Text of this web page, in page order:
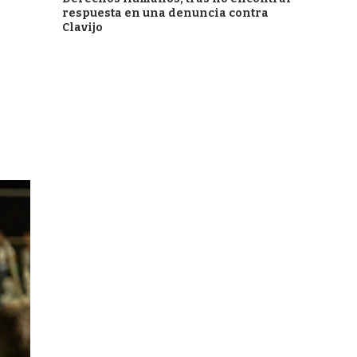
respuesta en una denuncia contra
Clavijo